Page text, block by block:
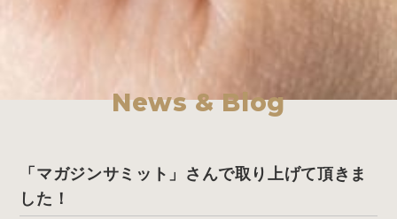
News & Blog
「マガジンサミット」さんで取り上げて頂きま
した！